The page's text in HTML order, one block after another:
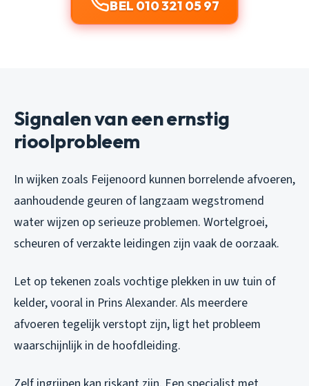
BEL 010 321 05 97
Signalen van een ernstig
rioolprobleem
In wijken zoals Feijenoord kunnen borrelende afvoeren,
aanhoudende geuren of langzaam wegstromend
water wijzen op serieuze problemen. Wortelgroei,
scheuren of verzakte leidingen zijn vaak de oorzaak.
Let op tekenen zoals vochtige plekken in uw tuin of
kelder, vooral in Prins Alexander. Als meerdere
afvoeren tegelijk verstopt zijn, ligt het probleem
waarschijnlijk in de hoofdleiding.